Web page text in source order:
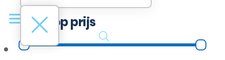
B2B Portaal
Filter op prijs
Filter op prijs